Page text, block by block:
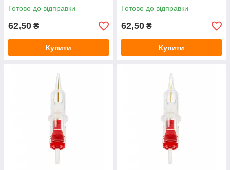
Готово до відправки
62,50 ₴
Купити
Готово до відправки
62,50 ₴
Купити